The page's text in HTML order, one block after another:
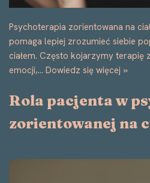
Psychoterapia zorientowana na
pomaga lepiej zrozumieć siebie
ciałem. Często kojarzymy terapię
emocji,… Dowiedz się więcej »
Rola pacjenta w
zorientowanej na